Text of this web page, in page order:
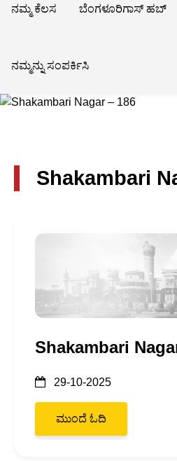
ನಮ್ಮ ಕೆಲಸ ಬೆಂಗಳೂರಿಗಾಸ್ ಹಬ್
ನಮ್ಮನ್ನು ಸಂಪರ್ಕಿಸಿ
Shakambari
Shakambari
29-10-2025
ಮುಂದೆ ಓದಿ